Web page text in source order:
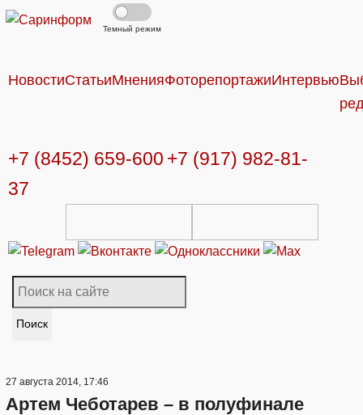
Темный режим
НовостиСтатьиМненияФоторепортажиИнтервью
+7 (8452) 659-600 +7 (917) 982-81-
37
Поиск
27 августа 2014, 17:46
Артем Чеботарев – в полуфинале